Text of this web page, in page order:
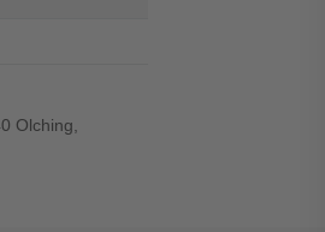
Olching,